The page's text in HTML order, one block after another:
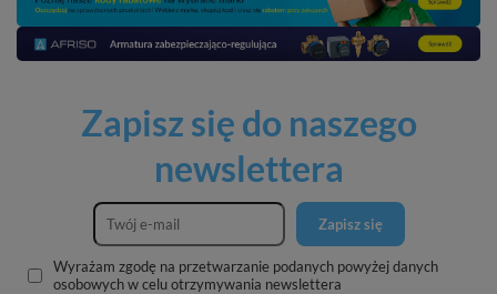
Zapisz się do naszego
newslettera
Zapisz się
Wyrażam zgodę na przetwarzanie podanych powyżej danych
osobowych w celu otrzymywania newslettera